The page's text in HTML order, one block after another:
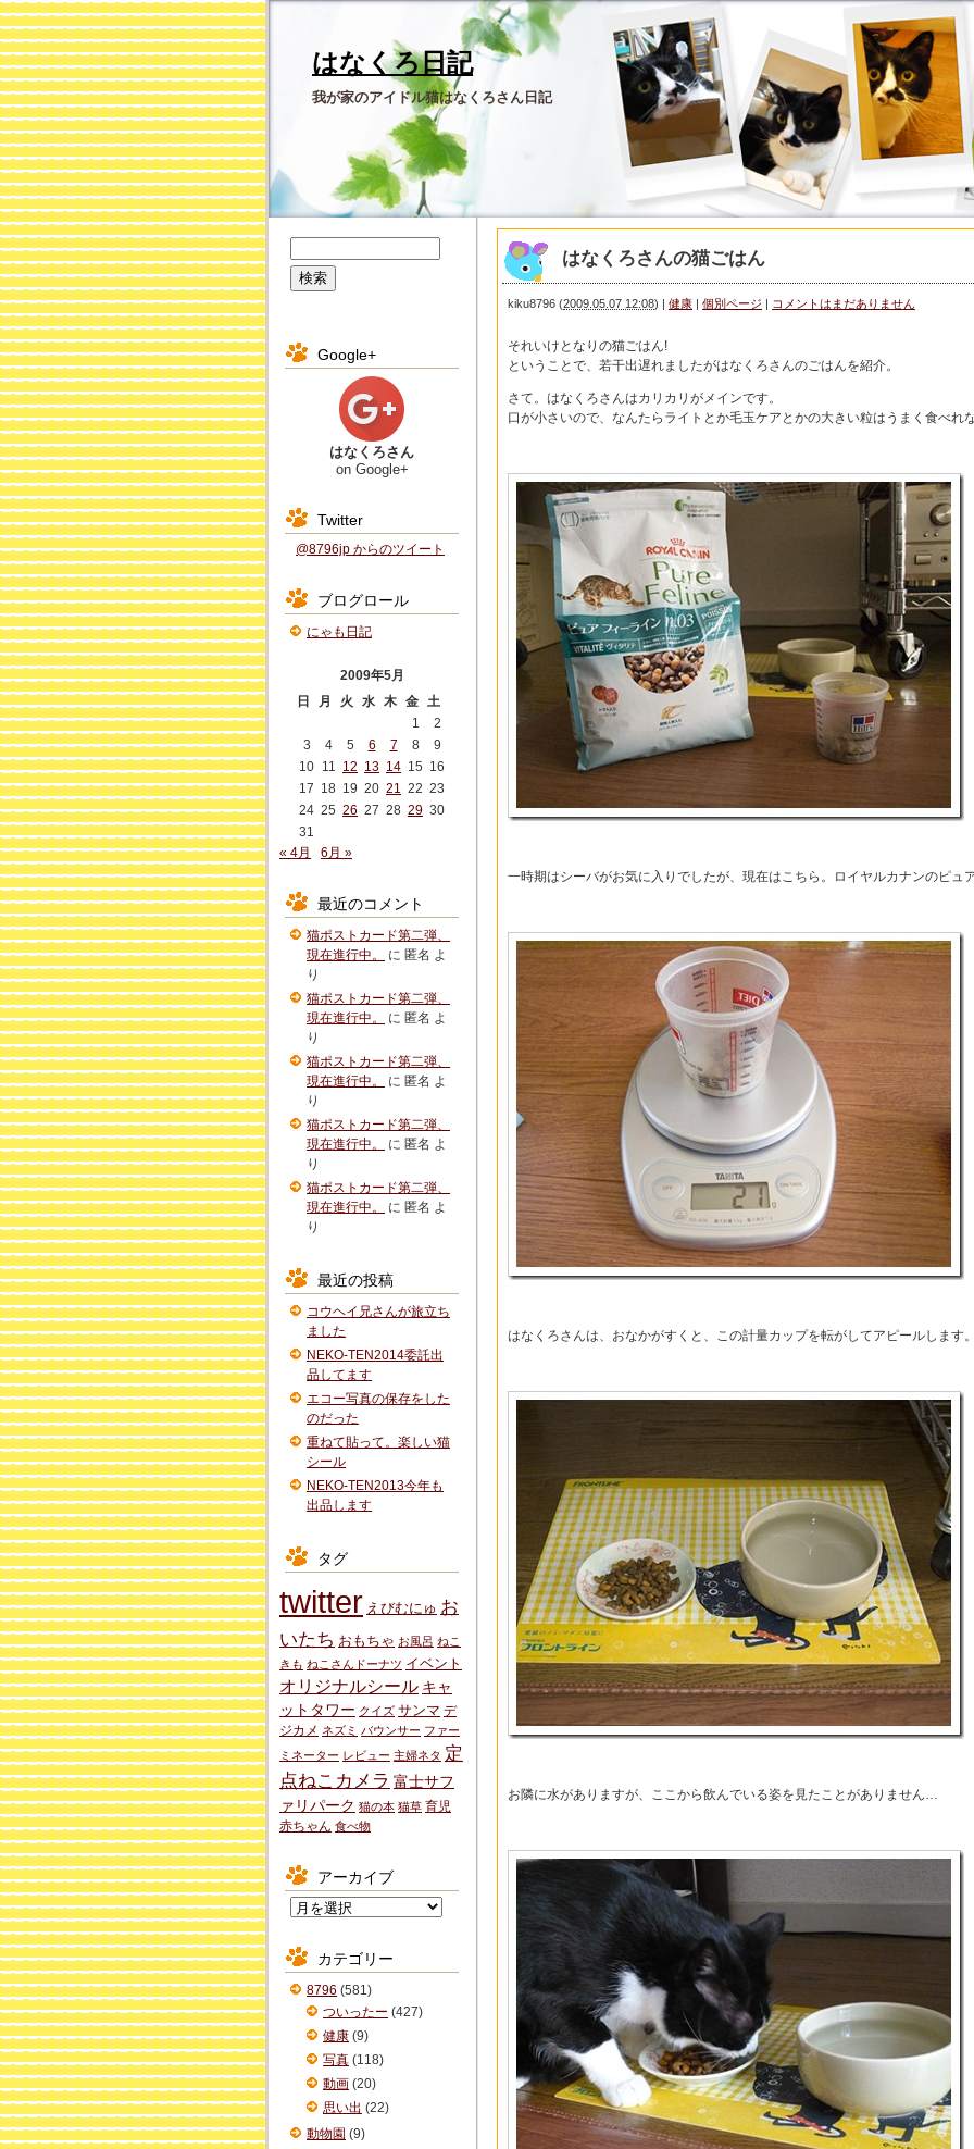
はなくろ日記
我が家のアイドル猫はなくろさん日記
はなくろさんの猫ごはん
kiku8796 (2009.05.07 12:08) | 健康 | 個別ページ | コメントはまだありません
それいけとなりの猫ごはん!
ということで、若干出遅れましたがはなくろさんのごはんを紹介。
さて。はなくろさんはカリカリがメインです。
口が小さいので、なんたらライトとか毛玉ケアとかの大きい粒はうまく食べれ
一時期はシーバがお気に入りでしたが、現在はこちら。ロイヤルカナンのピュ
はなくろさんは、おなかがすくと、この計量カップを転がしてアピールします
お隣に水がありますが、ここから飲んでいる姿を見たことがありません…
Google+
はなくろさん
on Google+
Twitter
@8796jp からのツイート
ブログロール
にゃも日記
2009年5月
日
月 火 水 木 金 土
1
2
3
4 5 6 7 8
9
10 11 12 13 14 15 16
17 18 19 20 21 22 23
24 25 26 27 28 29 30
31
« 4月
6月 »
最近のコメント
猫ポストカード第二弾、
現在進行中。
に 匿名 よ
り
猫ポストカード第二弾、
現在進行中。
に 匿名 よ
り
猫ポストカード第二弾、
現在進行中。
に 匿名 よ
り
猫ポストカード第二弾、
現在進行中。
に 匿名 よ
り
猫ポストカード第二弾、
現在進行中。
に 匿名 よ
り
最近の投稿
コウヘイ兄さんが旅立ち
ました
NEKO-TEN2014委託出
品してます
エコー写真の保存をした
のだった
重ねて貼って。楽しい猫
シール
NEKO-TEN2013今年も
出品します
タグ
twitter えびむにゅ お
いたち おもちゃ お風呂 ねこ
きも ねこさんドーナツ イベント
オリジナルシール キャ
ットタワー クイズ サンマ デ
ジカメ ネズミ バウンサー ファー
ミネーター レビュー 主婦ネタ 定
点ねこカメラ 富士サフ
ァリパーク 猫の本 猫草 育児
赤ちゃん 食べ物
アーカイブ
イ
ブ
カテゴリー
8796 (581)
ついったー (427)
健康 (9)
写真 (118)
動画 (20)
思い出 (22)
動物園 (9)